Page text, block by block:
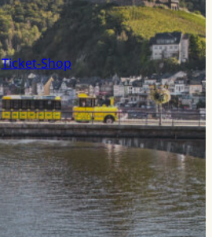
Ticket-Shop